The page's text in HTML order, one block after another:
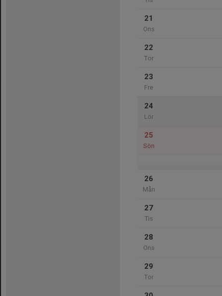
21
Ons
22
Tor
23
Fre
24
Lör
25
Sön
26
Mån
27
Tis
28
Ons
29
Tor